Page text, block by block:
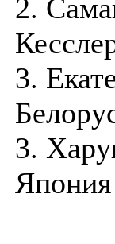
2.
3.
3.
Япония